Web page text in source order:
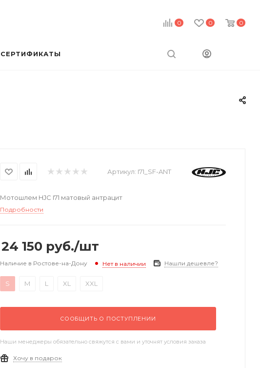
0 0 0
СЕРТИФИКАТЫ
Артикул: I71_SF-ANT
Мотошлем HJC I71 матовый антрацит
Подробности
24 150 руб./шт
Наличие в Ростове-на-Дону Нет в наличии Нашли дешевле?
S M L XL XXL
СООБЩИТЬ О ПОСТУПЛЕНИИ
Наши менеджеры обязательно свяжутся с вами и уточнят условия заказа
Хочу в подарок